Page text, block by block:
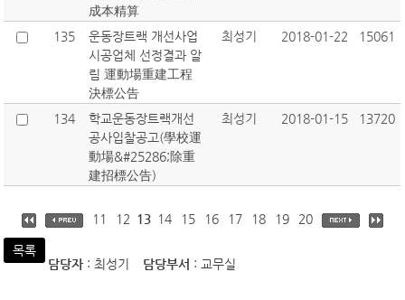
成本精算
135
운동장트랙 개선사업
시공업체 선정결과 알
림 運動場重建工程
決標公告
최성기 2018-01-22 15061
134
학교운동장트랙개선
공사입찰공고(學校運
動場&#25286;除重
建招標公告)
최성기 2018-01-15 13720
11 12 13 14 15 16 17 18 19 20
목록
담당자 : 최성기 담당부서 : 교무실